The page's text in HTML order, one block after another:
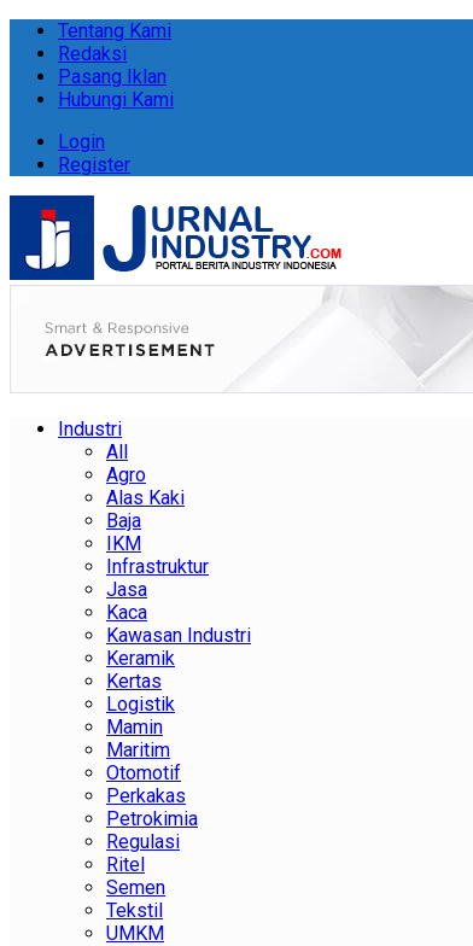
Tentang Kami
Redaksi
Pasang Iklan
Hubungi Kami
Login
Register
Industri
All
Agro
Alas Kaki
Baja
IKM
Infrastruktur
Jasa
Kaca
Kawasan Industri
Keramik
Kertas
Logistik
Mamin
Maritim
Otomotif
Perkakas
Petrokimia
Regulasi
Ritel
Semen
Tekstil
UMKM